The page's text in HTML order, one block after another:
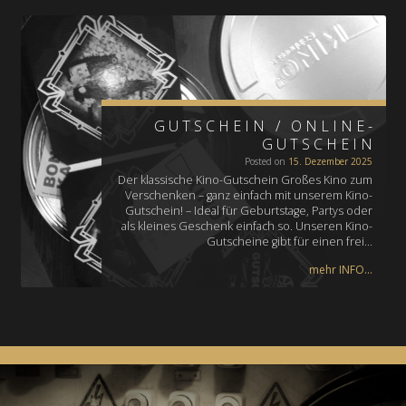
GUTSCHEIN / ONLINE-
GUTSCHEIN
Posted on 15. Dezember 2025
Der klassische Kino-Gutschein Großes Kino zum
Verschenken – ganz einfach mit unserem Kino-
Gutschein! – Ideal für Geburtstage, Partys oder
als kleines Geschenk einfach so. Unseren Kino-
Gutscheine gibt für einen frei…
mehr INFO...